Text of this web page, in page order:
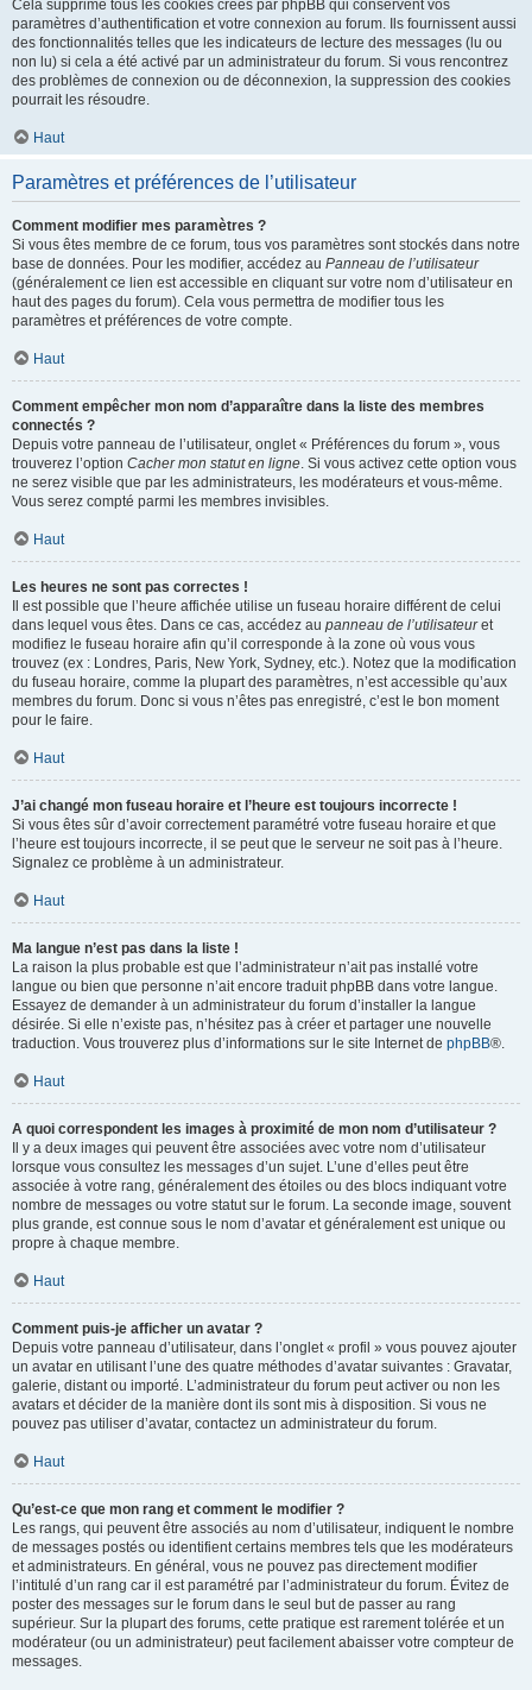
Cela supprime tous les cookies créés par phpBB qui conservent vos
paramètres d’authentification et votre connexion au forum. Ils fournissent aussi
des fonctionnalités telles que les indicateurs de lecture des messages (lu ou
non lu) si cela a été activé par un administrateur du forum. Si vous rencontrez
des problèmes de connexion ou de déconnexion, la suppression des cookies
pourrait les résoudre.
Haut
Paramètres et préférences de l’utilisateur
Comment modifier mes paramètres ?
Si vous êtes membre de ce forum, tous vos paramètres sont stockés dans notre
base de données. Pour les modifier, accédez au Panneau de l’utilisateur
(généralement ce lien est accessible en cliquant sur votre nom d’utilisateur en
haut des pages du forum). Cela vous permettra de modifier tous les
paramètres et préférences de votre compte.
Haut
Comment empêcher mon nom d’apparaître dans la liste des membres
connectés ?
Depuis votre panneau de l’utilisateur, onglet « Préférences du forum », vous
trouverez l’option Cacher mon statut en ligne. Si vous activez cette option vous
ne serez visible que par les administrateurs, les modérateurs et vous-même.
Vous serez compté parmi les membres invisibles.
Haut
Les heures ne sont pas correctes !
Il est possible que l’heure affichée utilise un fuseau horaire différent de celui
dans lequel vous êtes. Dans ce cas, accédez au panneau de l’utilisateuret
modifiez le fuseau horaire afin qu’il corresponde à la zone où vous vous
trouvez (ex : Londres, Paris, New York, Sydney, etc.). Notez que la modification
du fuseau horaire, comme la plupart des paramètres, n’est accessible qu’aux
membres du forum. Donc si vous n’êtes pas enregistré, c’est le bon moment
pour le faire.
Haut
J’ai changé mon fuseau horaire et l’heure est toujours incorrecte !
Si vous êtes sûr d’avoir correctement paramétré votre fuseau horaire et que
l’heure est toujours incorrecte, il se peut que le serveur ne soit pas à l’heure.
Signalez ce problème à un administrateur.
Haut
Ma langue n’est pas dans la liste !
La raison la plus probable est que l’administrateur n’ait pas installé votre
langue ou bien que personne n’ait encore traduit phpBB dans votre langue.
Essayez de demander à un administrateur du forum d’installer la langue
désirée. Si elle n’existe pas, n’hésitez pas à créer et partager une nouvelle
traduction. Vous trouverez plus d’informations sur le site Internet de phpBB®.
Haut
A quoi correspondent les images à proximité de mon nom d’utilisateur ?
Il y a deux images qui peuvent être associées avec votre nom d’utilisateur
lorsque vous consultez les messages d’un sujet. L’une d’elles peut être
associée à votre rang, généralement des étoiles ou des blocs indiquant votre
nombre de messages ou votre statut sur le forum. La seconde image, souvent
plus grande, est connue sous le nom d’avatar et généralement est unique ou
propre à chaque membre.
Haut
Comment puis-je afficher un avatar ?
Depuis votre panneau d’utilisateur, dans l’onglet « profil » vous pouvez ajouter
un avatar en utilisant l’une des quatre méthodes d’avatar suivantes : Gravatar,
galerie, distant ou importé. L’administrateur du forum peut activer ou non les
avatars et décider de la manière dont ils sont mis à disposition. Si vous ne
pouvez pas utiliser d’avatar, contactez un administrateur du forum.
Haut
Qu’est-ce que mon rang et comment le modifier ?
Les rangs, qui peuvent être associés au nom d’utilisateur, indiquent le nombre
de messages postés ou identifient certains membres tels que les modérateurs
et administrateurs. En général, vous ne pouvez pas directement modifier
l’intitulé d’un rang car il est paramétré par l’administrateur du forum. Évitez de
poster des messages sur le forum dans le seul but de passer au rang
supérieur. Sur la plupart des forums, cette pratique est rarement tolérée et un
modérateur (ou un administrateur) peut facilement abaisser votre compteur de
messages.